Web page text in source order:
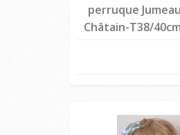
perruque
Châtain-T38/